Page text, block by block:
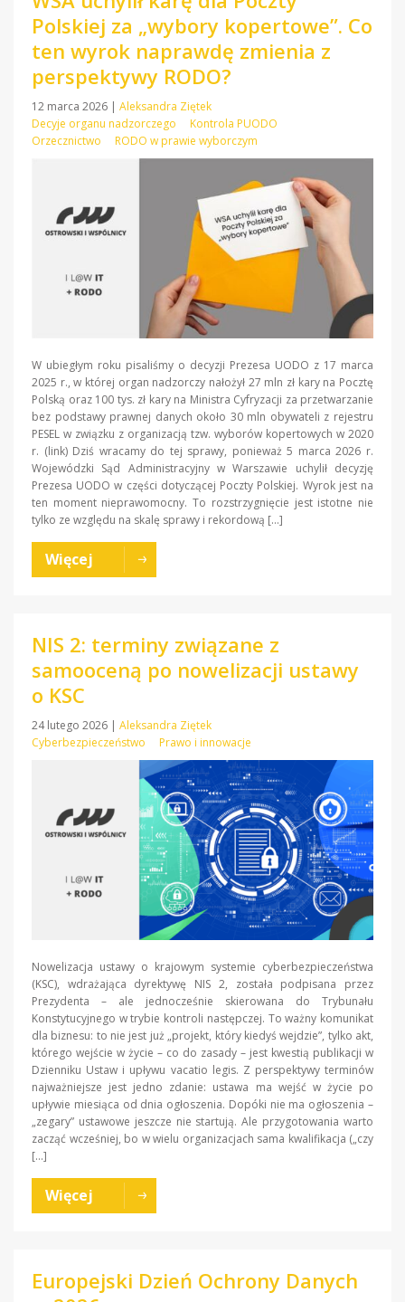
Polskiej za „wybory kopertowe”. Co
ten wyrok naprawdę zmienia z
perspektywy RODO?
12 marca 2026 | Aleksandra Ziętek
Decyje organu nadzorczego
Kontrola PUODO
Orzecznictwo
RODO w prawie wyborczym
W ubiegłym roku pisaliśmy o decyzji Prezesa UODO z 17 marca
2025 r., w której organ nadzorczy nałożył 27 mln zł kary na Pocztę
Polską oraz 100 tys. zł kary na Ministra Cyfryzacji za przetwarzanie
bez podstawy prawnej danych około 30 mln obywateli z rejestru
PESEL w związku z organizacją tzw. wyborów kopertowych w 2020
r. (link) Dziś wracamy do tej sprawy, ponieważ 5 marca 2026 r.
Wojewódzki Sąd Administracyjny w Warszawie uchylił decyzję
Prezesa UODO w części dotyczącej Poczty Polskiej. Wyrok jest na
ten moment nieprawomocny. To rozstrzygnięcie jest istotne nie
tylko ze względu na skalę sprawy i rekordową […]
Więcej
NIS 2: terminy związane z
samooceną po nowelizacji ustawy
o KSC
24 lutego 2026 | Aleksandra Ziętek
Cyberbezpieczeństwo
Prawo i innowacje
Nowelizacja ustawy o krajowym systemie cyberbezpieczeństwa
(KSC), wdrażająca dyrektywę NIS 2, została podpisana przez
Prezydenta – ale jednocześnie skierowana do Trybunału
Konstytucyjnego w trybie kontroli następczej. To ważny komunikat
dla biznesu: to nie jest już „projekt, który kiedyś wejdzie”, tylko akt,
którego wejście w życie – co do zasady – jest kwestią publikacji w
Dzienniku Ustaw i upływu vacatio legis. Z perspektywy terminów
najważniejsze jest jedno zdanie: ustawa ma wejść w życie po
upływie miesiąca od dnia ogłoszenia. Dopóki nie ma ogłoszenia –
„zegary” ustawowe jeszcze nie startują. Ale przygotowania warto
zacząć wcześniej, bo w wielu organizacjach sama kwalifikacja („czy
[…]
Więcej
Europejski Dzień Ochrony Danych